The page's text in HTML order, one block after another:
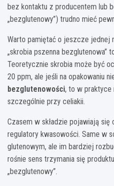
bez kontaktu z producentem lub
„bezglutenowy”) trudno mieć
Warto pamiętać o jeszcze jednej
„skrobia pszenna bezglutenowa”
Teoretycznie skrobia może być
20 ppm, ale jeśli na opakowaniu
bezglutenowości, to w praktyce
szczególnie przy celiakii.
Czasem w składzie pojawiają się
regulatory kwasowości. Same w
glutenowym, ale im bardziej
rośnie sens trzymania się
„bezglutenowy”.